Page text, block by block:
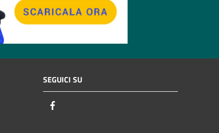
SEGUICI SU